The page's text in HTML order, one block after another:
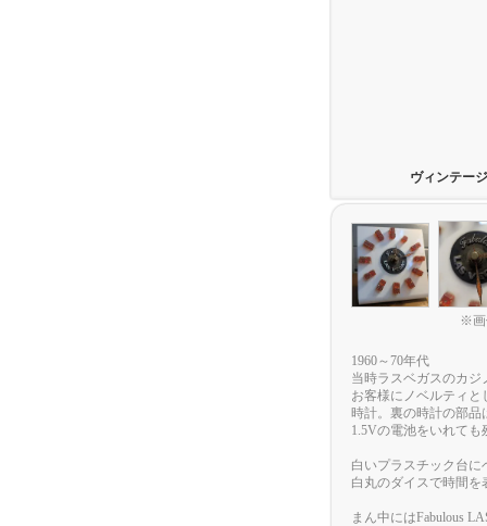
ヴィンテー
※画
1960～70年代
当時ラスベガスのカジ
お客様にノベルティと
時計。裏の時計の部品
1.5Vの電池をいれて
白いプラスチック台
白丸のダイスで時間を
まん中にはFabulous